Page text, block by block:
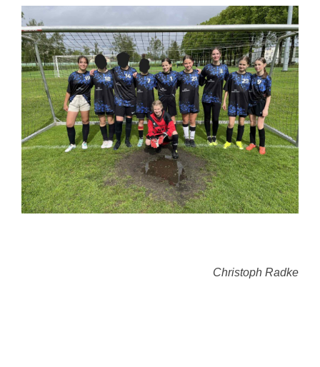
Christoph Radke